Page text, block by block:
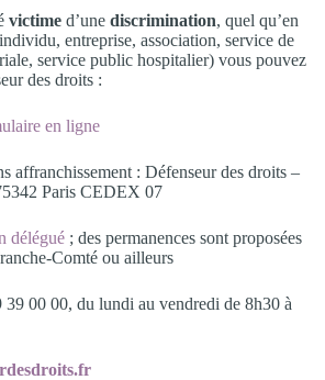
victime d’une discrimination, quel qu’en
entreprise, association, service de
service public hospitalier) vous pouvez
des droits :
en ligne
affranchissement : Défenseur des droits –
Paris CEDEX 07
délégué ; des permanences sont proposées
Comté ou ailleurs
39 00 00, du lundi au vendredi de 8h30 à